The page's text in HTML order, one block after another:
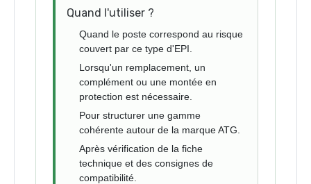
Quand l'utiliser ?
Quand le poste correspond au risque
couvert par ce type d'EPI.
Lorsqu'un remplacement, un
complément ou une montée en
protection est nécessaire.
Pour structurer une gamme
cohérente autour de la marque ATG.
Après vérification de la fiche
technique et des consignes de
compatibilité.